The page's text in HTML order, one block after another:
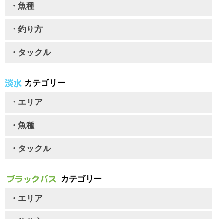
・魚種
・釣り方
・タックル
カテゴリー
・エリア
・魚種
・タックル
カテゴリー
・エリア